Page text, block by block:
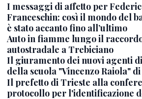
I messaggi di affetto per
Franceschin: così il mondo del
è stato accanto fino all’ultimo
Auto in fiamme lungo il
autostradale a Trebiciano
Il giuramento dei nuovi agenti
della scuola "Vincenzo Raiola"
Il prefetto di Trieste alla
protocollo per l'identificazione